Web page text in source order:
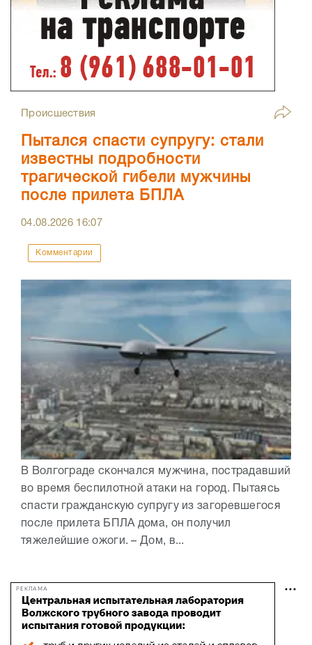
Происшествия
Пытался спасти супругу: стали
известны подробности
трагической гибели мужчины
после прилета БПЛА
04.08.2026 16:07
Комментарии
В Волгограде скончался мужчина, пострадавший
во время беспилотной атаки на город. Пытаясь
спасти гражданскую супругу из загоревшегося
после прилета БПЛА дома, он получил
тяжелейшие ожоги. – Дом, в...
РЕКЛАМА